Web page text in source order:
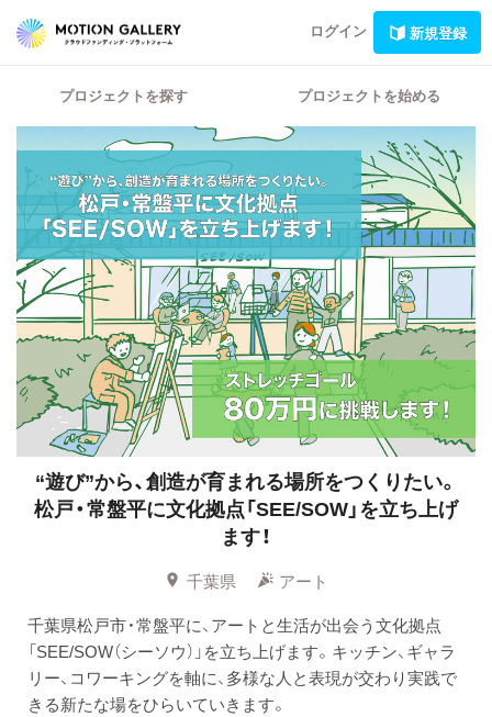
ログイン 新規登録
プロジェクトを探す プロジェクトを始める
“遊び”から、創造が育まれる場所をつくりたい。
松戸・常盤平に文化拠点「SEE/SOW」を立ち上げ
ます！
千葉県
アート
千葉県松戸市・常盤平に、アートと生活が出会う文化拠点
「SEE/SOW（シーソウ）」を立ち上げます。キッチン、ギャラ
リー、コワーキングを軸に、多様な人と表現が交わり実践で
きる新たな場をひらいていきます。